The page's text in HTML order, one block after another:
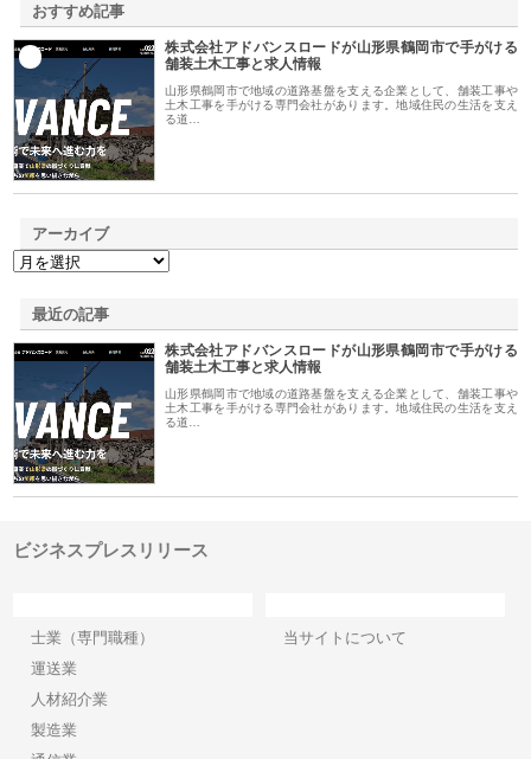
おすすめ記事
株式会社アドバンスロードが山形県鶴岡市で手がける
舗装土木工事と求人情報
山形県鶴岡市で地域の道路基盤を支える企業として、舗装工事や
土木工事を手がける専門会社があります。地域住民の生活を支え
る道…
アーカイブ
最近の記事
株式会社アドバンスロードが山形県鶴岡市で手がける
舗装土木工事と求人情報
山形県鶴岡市で地域の道路基盤を支える企業として、舗装工事や
土木工事を手がける専門会社があります。地域住民の生活を支え
る道…
ビジネスプレスリリース
士業（専門職種）
運送業
人材紹介業
製造業
当サイトについて